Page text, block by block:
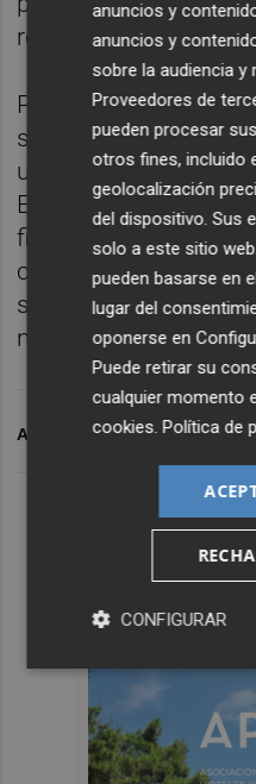
roja", han dicho los
Por ahora, se alienta
seguir las
un estilo de vida
Esto incluye comer
fibra y otros
corazón. Las carnes
ser parte de una
no son alérgicos.
ARCHIVADO EN
anuncios y
anuncios y
sobre la audiencia
Proveedores de
pueden procesar
otros fines, incluido
geolocalización
del dispositivo. Sus
solo a este sitio
pueden basarse en
lugar del
oponerse en
Puede retirar su
cualquier momento
cookies.Política de
CONFIGURAR